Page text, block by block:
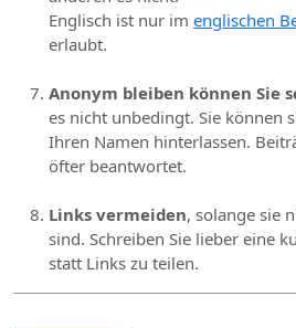
Englisch ist nur im englischen
erlaubt.
Anonym bleiben können Sie
es nicht unbedingt. Sie können
Ihren Namen hinterlassen.
öfter beantwortet.
Links vermeiden, solange sie
sind. Schreiben Sie lieber eine
statt Links zu teilen.